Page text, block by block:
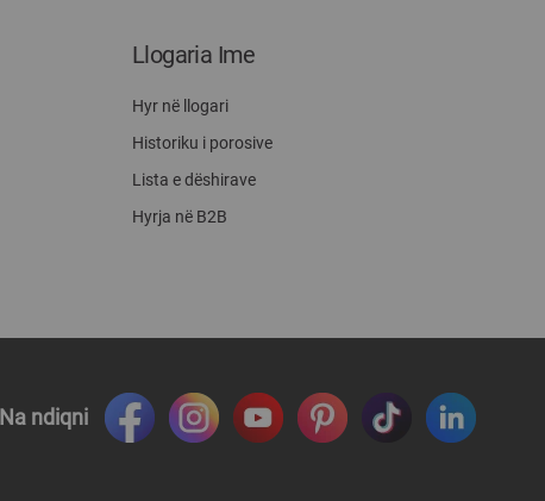
Llogaria Ime
Hyr në llogari
Historiku i porosive
Lista e dëshirave
Hyrja në B2B
Na ndiqni